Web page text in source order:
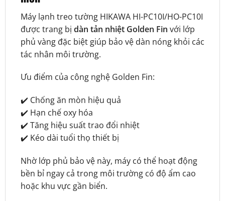
Máy lạnh treo tường HIKAWA HI-PC10I/HO-PC10I
được trang bị dàn tản nhiệt Golden Fin với lớp
phủ vàng đặc biệt giúp bảo vệ dàn nóng khỏi các
tác nhân môi trường.
Ưu điểm của công nghệ Golden Fin:
✔️ Chống ăn mòn hiệu quả
✔️ Hạn chế oxy hóa
✔️ Tăng hiệu suất trao đổi nhiệt
✔️ Kéo dài tuổi thọ thiết bị
Nhờ lớp phủ bảo vệ này, máy có thể hoạt động
bền bỉ ngay cả trong môi trường có độ ẩm cao
hoặc khu vực gần biển.